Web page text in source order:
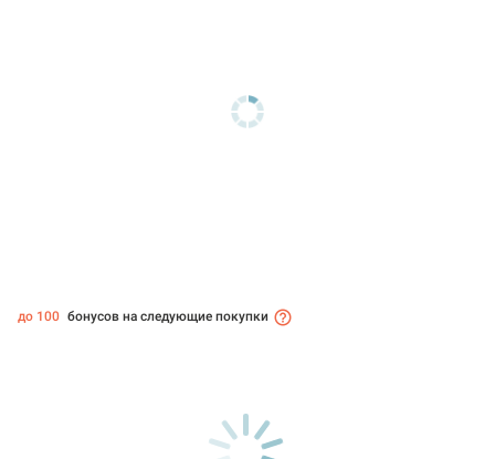
до 100 бонусов на следующие покупки